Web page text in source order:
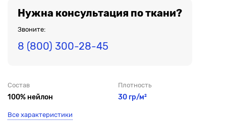
Нужна консультация по ткани?
Звоните:
8 (800) 300-28-45
Состав
100% нейлон
Плотность
30 гр/м²
Все характеристики